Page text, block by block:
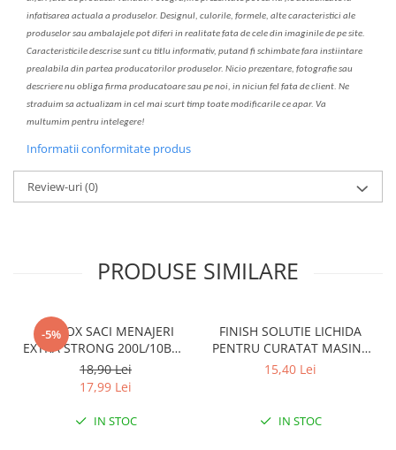
infatisarea actuala a produselor. Designul, culorile, formele, alte caracteristici ale
produselor sau ambalajele pot diferi in realitate fata de cele din imaginile de pe site.
Caracteristicile descrise sunt cu titlu informativ, putand fi schimbate fara instiintare
prealabila din partea producatorilor produselor. Nicio prezentare, fotografie sau
descriere nu obliga firma producatoare sau pe noi, in niciun fel fata de client. Ne
straduim sa actualizam in cel mai scurt timp toate modificarile ce apar. Va
multumim pentru intelegere!
Informatii conformitate produs
Review-uri(0)
PRODUSE SIMILARE
-5%
CLINOX SACI MENAJERI
EXTRA STRONG 200L/10BUC
LDPE NEGRI (90*122CM)
ETICHETA MOV
18,90 Lei
17,99 Lei
IN STOC
FINISH SOLUTIE LICHIDA
PENTRU CURATAT MASINA
DE SPALAT VASE 250ML
15,40 Lei
IN STOC